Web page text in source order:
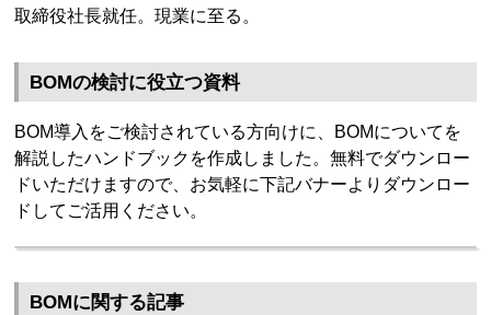
取締役社長就任。現業に至る。
BOMの検討に役立つ資料
BOM導入をご検討されている方向けに、BOMについてを
解説したハンドブックを作成しました。無料でダウンロー
ドいただけますので、お気軽に下記バナーよりダウンロー
ドしてご活用ください。
BOMに関する記事